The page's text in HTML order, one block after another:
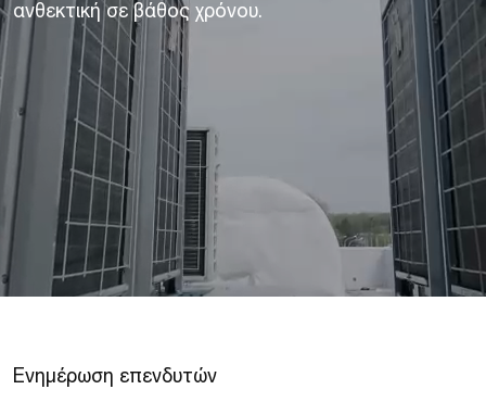
ανθεκτική σε βάθος χρόνου.
Ενημέρωση επενδυτών